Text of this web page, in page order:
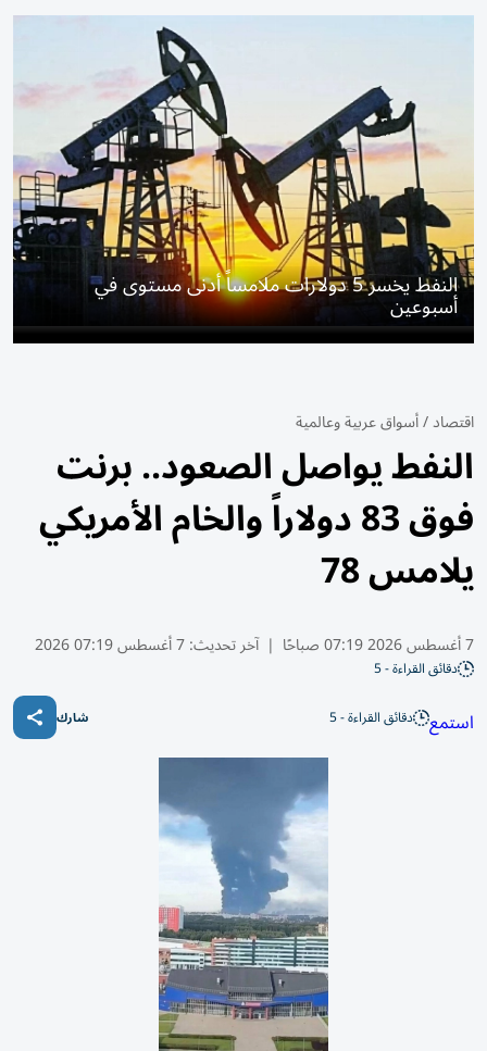
النفط يخسر 5 دولارات ملامساً أدنى مستوى في
أسبوعين
اقتصاد/أسواق عربية وعالمية
النفط يواصل الصعود.. برنت
فوق 83 دولاراً والخام الأمريكي
يلامس 78
7 أغسطس 2026 07:19 صباحًا | آخر تحديث:7 أغسطس 07:19 2026
دقائق القراءة - 5
استمع دقائق القراءة - 5 شارك